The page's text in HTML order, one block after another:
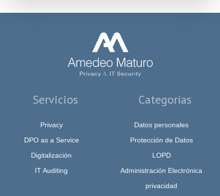
Servicios
Privacy
DPO as a Service
Digitalización
IT Auditing
Categorías
Datos personales
Protección de Datos
LOPD
Administración Electrónica
privacidad